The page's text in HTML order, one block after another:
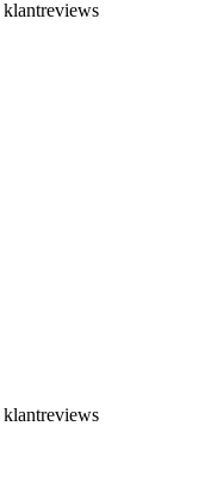
klantreviews
klantreviews